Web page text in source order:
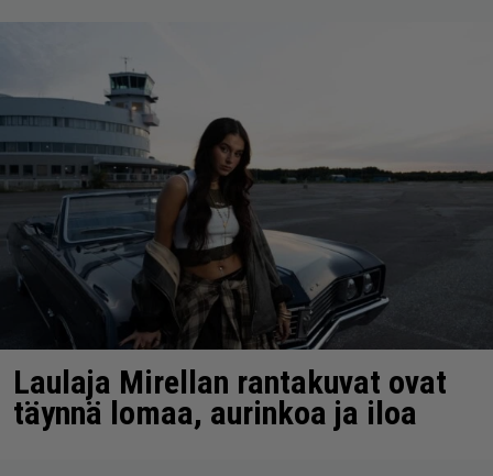
Laulaja Mirellan rantakuvat ovat
täynnä lomaa, aurinkoa ja iloa